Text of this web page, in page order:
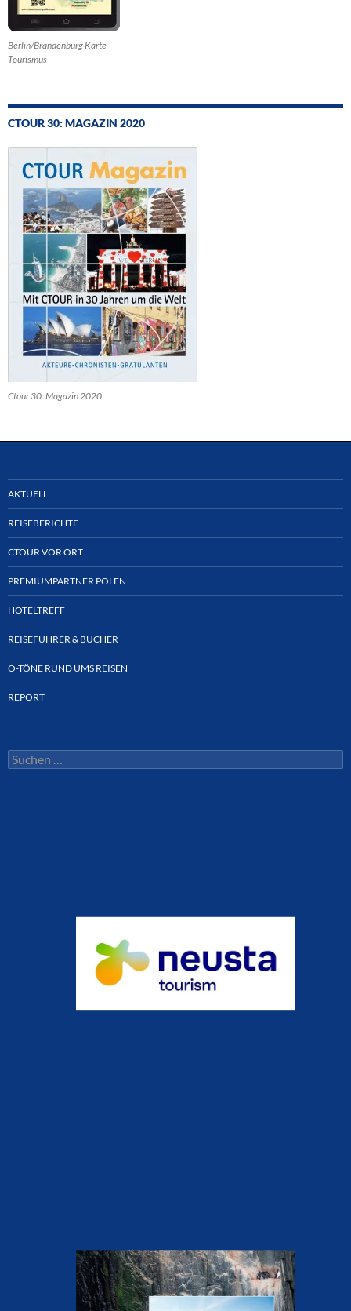
Berlin/Brandenburg Karte
Tourismus
CTOUR 30: MAGAZIN 2020
Ctour 30: Magazin 2020
AKTUELL
REISEBERICHTE
CTOUR VOR ORT
PREMIUMPARTNER POLEN
HOTELTREFF
REISEFÜHRER & BÜCHER
O-TÖNE RUND UMS REISEN
REPORT
Suchen
nach: